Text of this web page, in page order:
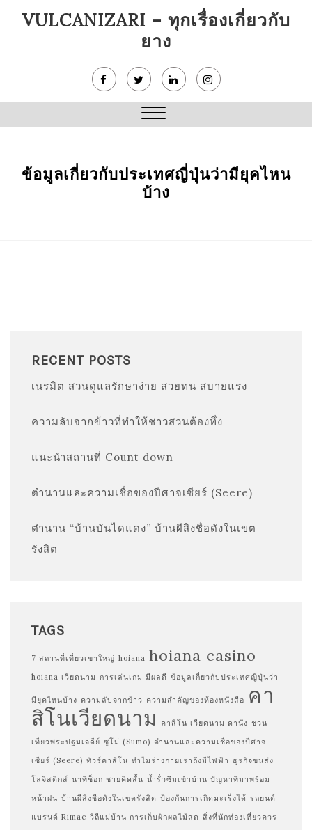
VULCANIZARI – ทุกเรื่องเกี่ยวกับ
ยาง
Close
ข้อมูลเกี่ยวกับประเทศญี่ปุ่นว่ามียุคไหน
บ้าง
RECENT POSTS
เนรมิต สวนดูแลรักษาง่าย สวยทน สบายแรง
ความลับจากข้าวที่ทำให้ชาวสวนต้องทึ่ง
แนะนำสถานที่ Count down
ตำนานและความเชื่อของปีศาจเซียร์ (Seere)
ตำนาน “บ้านบันไดแดง” บ้านผีสิงชื่อดังในเขต
รังสิต
TAGS
7 สถานที่เที่ยวเขาใหญ่ hoiana hoiana casino
hoiana เวียดนาม การเล่นเกม มีผลดี ข้อมูลเกี่ยวกับประเทศญี่ปุ่นว่า
มียุคไหนบ้าง ความลับจากข้าว ความสำคัญของห้องหนังสือ คา
สิโนเวียดนาม
คาสิโน เวียดนาม ดานัง ชวน
เที่ยวพระปฐมเจดีย์ ซูโม่ (Sumo) ตำนานและความเชื่อของปีศาจ
เซียร์ (Seere) ทัวร์คาสิโน ทำไมร่างกายเราถึงมีไฟฟ้า ธุรกิจขนส่ง
โลจิสติกส์ นาทีช็อก ชายคิดสั้น น้ำรั่วซึมเข้าบ้าน ปัญหาที่มาพร้อม
หน้าฝน บ้านผีสิงชื่อดังในเขตรังสิต ป้องกันการเกิดมะเร็งได้ รถยนต์
แบรนด์ Rimac วิถีแม่บ้าน การเก็บผักผลไม้สด สิ่งที่นักท่องเที่ยวควร